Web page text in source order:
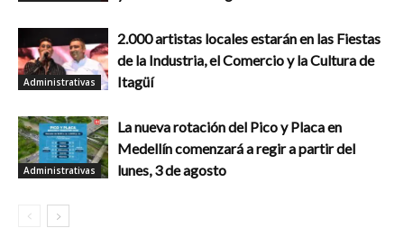
Administrativas
2.000 artistas locales estarán en las Fiestas
de la Industria, el Comercio y la Cultura de
Itagüí
Administrativas
La nueva rotación del Pico y Placa en
Medellín comenzará a regir a partir del
lunes, 3 de agosto